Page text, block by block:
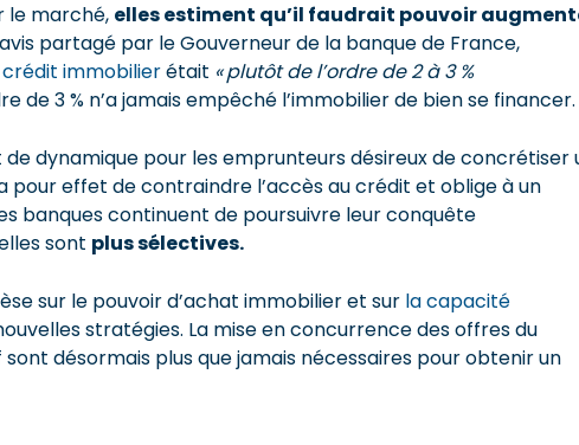
le marché, elles estiment qu’il faudrait pouvoir
partagé par le Gouverneur de la banque de France,
crédit immobilierétait « plutôt de l’ordre de 2 à 3 %
de 3 % n’a jamais empêché l’immobilier de bien se financer.
dynamique pour les emprunteurs désireux de concrétiser
effet de contraindre l’accès au crédit et oblige à un
banques continuent de poursuivre leur conquête
sont plus sélectives.
sur le pouvoir d’achat immobilier et sur la capacité
stratégies. La mise en concurrence des offres du
désormais plus que jamais nécessaires pour obtenir un